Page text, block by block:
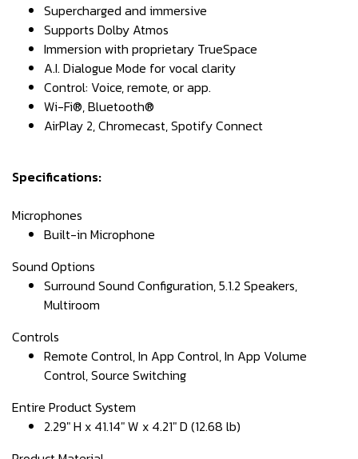
Supercharged and immersive
Supports Dolby Atmos
Immersion with proprietary TrueSpace
A.I. Dialogue Mode for vocal clarity
Control: Voice, remote, or app.
Wi-Fi®, Bluetooth®
AirPlay 2, Chromecast, Spotify Connect
Specifications:
Microphones
Built-in Microphone
Sound Options
Surround Sound Configuration, 5.1.2 Speakers,
Multiroom
Controls
Remote Control, In App Control, In App Volume
Control, Source Switching
Entire Product System
2.29" H x 41.14" W x 4.21" D (12.68 lb)